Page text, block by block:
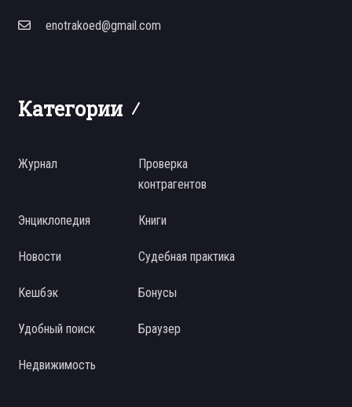
enotrakoed@gmail.com
Категории
Журнал
Проверка
контрагентов
Энциклопедия Книги
Новости Судебная практика
Кешбэк Бонусы
Удобный поиск Браузер
Недвижимость